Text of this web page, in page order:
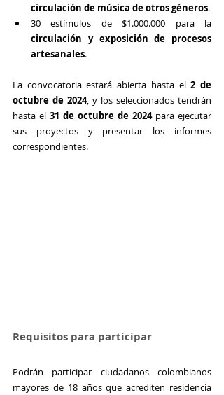
circulación de música de otros géneros.
circulación y exposición de procesos
artesanales.
La convocatoria estará abierta hasta el 2 de
octubre de 2024, y los seleccionados tendrán
hasta el 31 de octubre de 2024 para ejecutar
sus proyectos y presentar los informes
correspondientes.
Requisitos para participar
Podrán participar ciudadanos colombianos
mayores de 18 años que acrediten residencia